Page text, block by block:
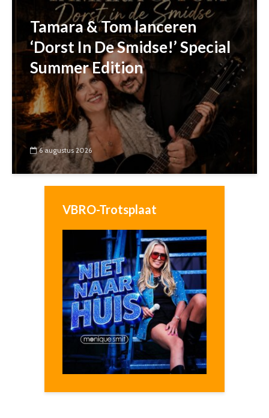
Tamara & Tom lanceren
‘Dorst In De Smidse!’ Special
Summer Edition
6 augustus 2026
VBRO-Trotsplaat